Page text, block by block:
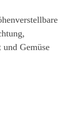
Gemüse